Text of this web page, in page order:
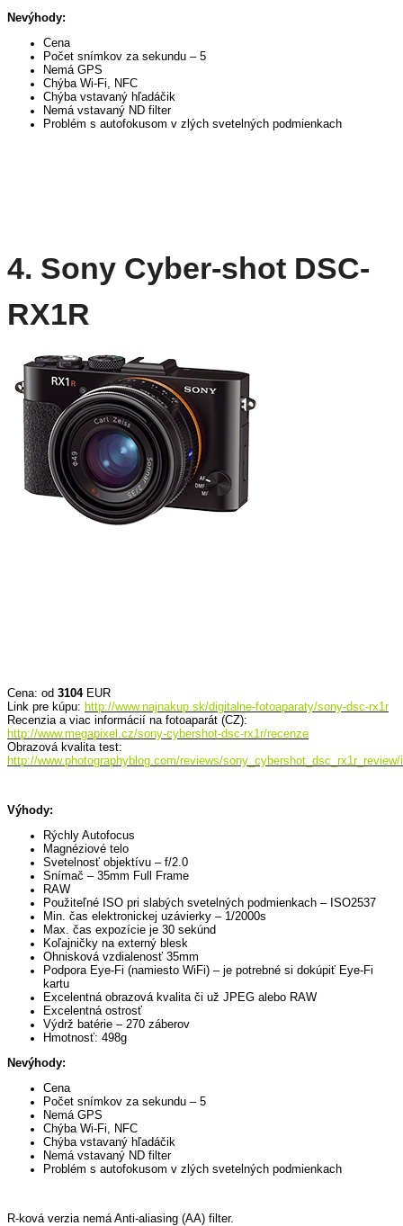
Nevýhody:
Cena
Počet snímkov za sekundu – 5
Nemá GPS
Chýba Wi-Fi, NFC
Chýba vstavaný hľadáčik
Nemá vstavaný ND filter
Problém s autofokusom v zlých svetelných podmienkach
4. Sony Cyber-shot DSC-
RX1R
Cena: od 3104 EUR
Link pre kúpu: http://www.najnakup.sk/digitalne-fotoaparaty/sony-dsc-rx1r
Recenzia a viac informácií na fotoaparát (CZ):
http://www.megapixel.cz/sony-cybershot-dsc-rx1r/recenze
Obrazová kvalita test:
http://www.photographyblog.com/reviews/
Výhody:
Rýchly Autofocus
Magnéziové telo
Svetelnosť objektívu – f/2.0
Snímač – 35mm Full Frame
RAW
Použiteľné ISO pri slabých svetelných podmienkach – ISO2537
Min. čas elektronickej uzávierky – 1/2000s
Max. čas expozície je 30 sekúnd
Koľajničky na externý blesk
Ohnisková vzdialenosť 35mm
Podpora Eye-Fi (namiesto WiFi) – je potrebné si dokúpiť Eye-Fi
kartu
Excelentná obrazová kvalita či už JPEG alebo RAW
Excelentná ostrosť
Výdrž batérie – 270 záberov
Hmotnosť: 498g
Nevýhody:
Cena
Počet snímkov za sekundu – 5
Nemá GPS
Chýba Wi-Fi, NFC
Chýba vstavaný hľadáčik
Nemá vstavaný ND filter
Problém s autofokusom v zlých svetelných podmienkach
R-ková verzia nemá Anti-aliasing (AA) filter.